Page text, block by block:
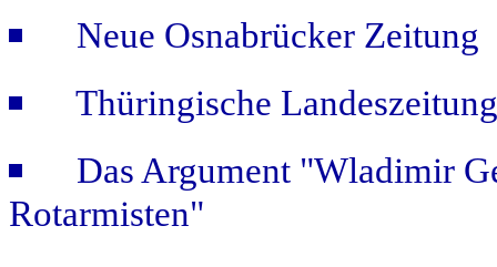
Neue Osnabrücker
Thüringische
Das Argument "Wladimir
Rotarmisten"